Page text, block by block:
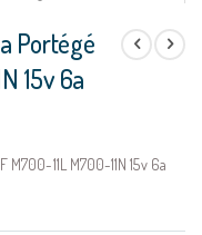
Portégé
15v 6a
11L M700-11N 15v 6a